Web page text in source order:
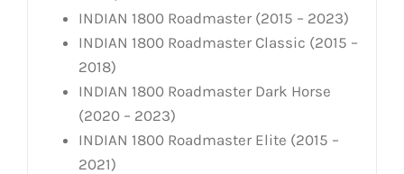
INDIAN 1800 Roadmaster (2015 – 2023)
INDIAN 1800 Roadmaster Classic (2015 –
2018)
INDIAN 1800 Roadmaster Dark Horse
(2020 – 2023)
INDIAN 1800 Roadmaster Elite (2015 –
2021)